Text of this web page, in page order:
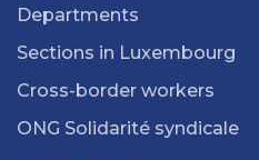
Departments
Sections in Luxembourg
Cross-border workers
ONG Solidarité syndicale